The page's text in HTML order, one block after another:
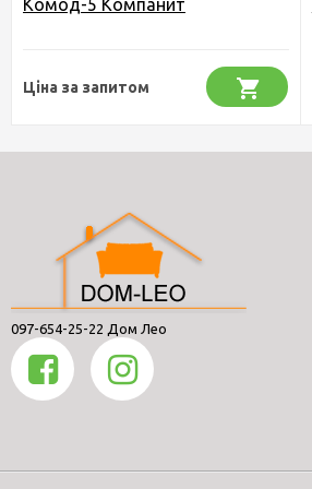
Комод-5 Компанит
Ціна за запитом
097-654-25-22 Дом Лео